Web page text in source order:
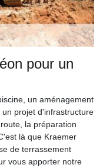
pour un
un aménagement
projet d'infrastructure
la préparation
là que Kraemer
de terrassement
vous apporter notre